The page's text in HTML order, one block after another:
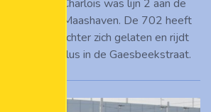
in Charlois was lijn 2 aan de
tot Maashaven. De 702 heeft
achter zich gelaten en rijdt
de keerlus in de Gaesbeekstraat.